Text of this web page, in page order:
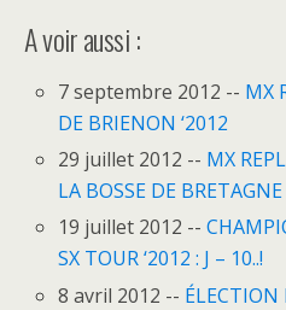
A voir aussi :
7 septembre 2012 -- MX
DE BRIENON ‘2012
29 juillet 2012 -- MX
LA BOSSE DE BRETAGNE
19 juillet 2012 --
SX TOUR ‘2012 : J – 10..!
8 avril 2012 -- ÉLECTION